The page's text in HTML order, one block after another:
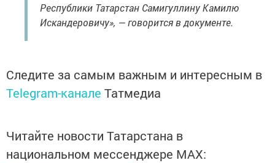
Республики Татарстан Самигуллину Камилю
Искандеровичу», — говорится в документе.
Следите за самым важным и интересным в
Telegram-канале Татмедиа
Читайте новости Татарстана в
национальном мессенджере MАХ: